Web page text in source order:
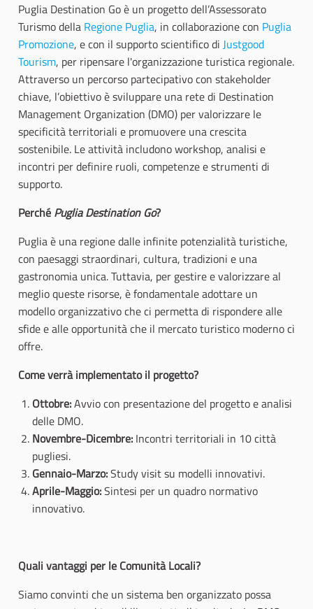
Puglia Destination Go è un progetto dell’Assessorato
Turismo della Regione Puglia, in collaborazione con Puglia
Promozione, e con il supporto scientifico di Justgood
Tourism, per ripensare l'organizzazione turistica regionale.
Attraverso un percorso partecipativo con stakeholder
chiave, l’obiettivo è sviluppare una rete di Destination
Management Organization (DMO) per valorizzare le
specificità territoriali e promuovere una crescita
sostenibile. Le attività includono workshop, analisi e
incontri per definire ruoli, competenze e strumenti di
supporto.
Perché Puglia Destination Go?
Puglia è una regione dalle infinite potenzialità turistiche,
con paesaggi straordinari, cultura, tradizioni e una
gastronomia unica. Tuttavia, per gestire e valorizzare al
meglio queste risorse, è fondamentale adottare un
modello organizzativo che ci permetta di rispondere alle
sfide e alle opportunità che il mercato turistico moderno ci
offre.
Come verrà implementato il progetto?
Ottobre:Avvio con presentazione del progetto e analisi
delle DMO.
Novembre-Dicembre: Incontri territoriali in 10 città
pugliesi.
Gennaio-Marzo:Study visit su modelli innovativi.
Aprile-Maggio:Sintesi per un quadro normativo
innovativo.
Quali vantaggi per le Comunità Locali?
Siamo convinti che un sistema ben organizzato possa